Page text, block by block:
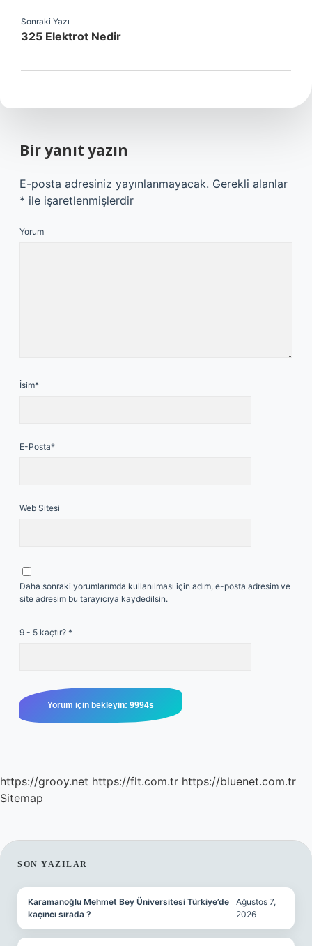
Sonraki Yazı
325 Elektrot Nedir
Bir yanıt yazın
E-posta adresiniz yayınlanmayacak. Gerekli alanlar
* ile işaretlenmişlerdir
Yorum
İsim*
E-Posta*
Web Sitesi
Daha sonraki yorumlarımda kullanılması için adım, e-posta adresim ve
site adresim bu tarayıcıya kaydedilsin.
9 - 5 kaçtır? *
https://grooy.net https://flt.com.tr https://bluenet.com.tr
Sitemap
SIDEBAR
SON YAZILAR
Karamanoğlu Mehmet Bey Üniversitesi Türkiye’de
kaçıncı sırada ?
Ağustos 7,
2026